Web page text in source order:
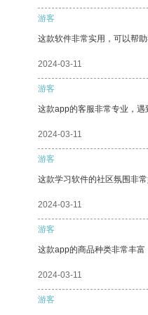
游客
这款软件非常实用，可以帮助
2024-03-11
游客
这款app的客服非常专业，
2024-03-11
游客
这款学习软件的社区氛围非
2024-03-11
游客
这款app的商品种类非常丰富
2024-03-11
游客